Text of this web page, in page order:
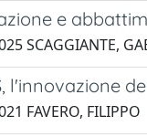
e
SCAGGIANTE,
l'innovazione
FAVERO, FILIPPO